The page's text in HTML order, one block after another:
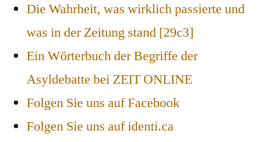
Die Wahrheit, was wirklich passierte und
was in der Zeitung stand [29c3]
Ein Wörterbuch der Begriffe der
Asyldebatte bei ZEIT ONLINE
Folgen Sie uns auf Facebook
Folgen Sie uns auf identi.ca